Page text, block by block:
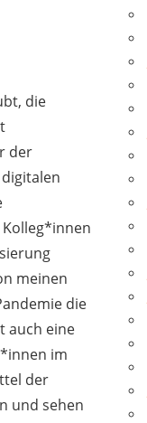
die
der
meinen
die
auch eine
im
der
und sehen